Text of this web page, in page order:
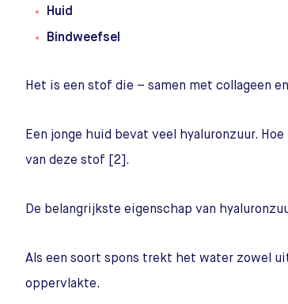
Huid
Bindweefsel
Het is een stof die – samen met collageen
Een jonge huid bevat veel hyaluronzuur. Hoe
van deze stof [2].
De belangrijkste eigenschap van
Als een soort spons trekt het water zowel
oppervlakte.